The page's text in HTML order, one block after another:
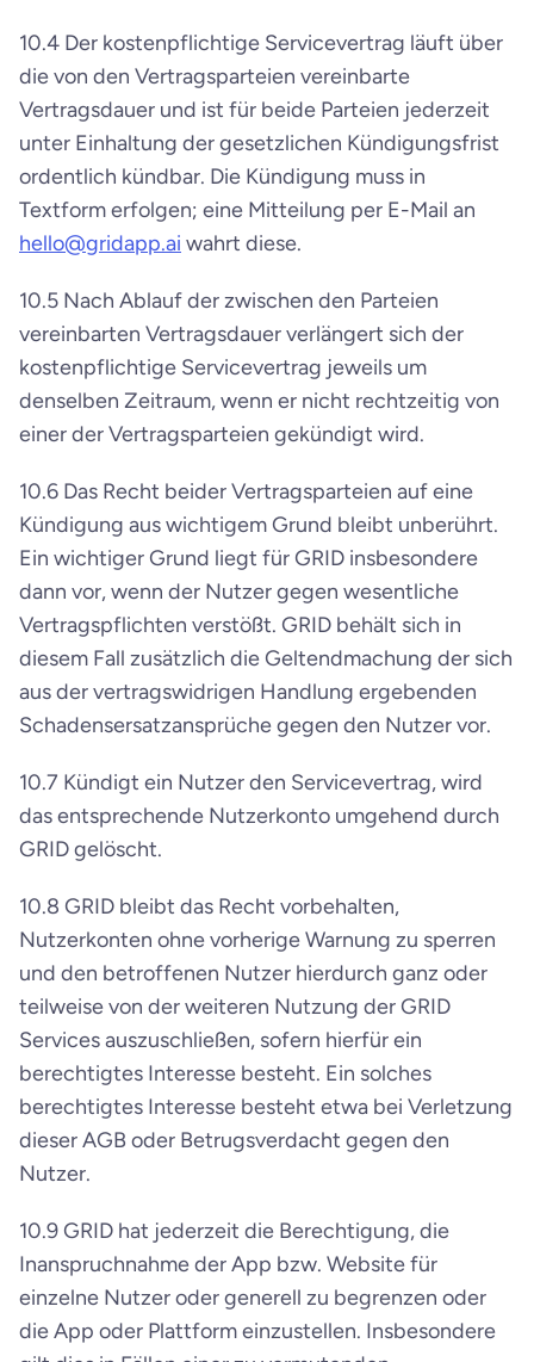
10.4 Der kostenpflichtige Servicevertrag läuft über
die von den Vertragsparteien vereinbarte
Vertragsdauer und ist für beide Parteien jederzeit
unter Einhaltung der gesetzlichen Kündigungsfrist
ordentlich kündbar. Die Kündigung muss in
hello@gridapp.ai wahrt diese.
10.5 Nach Ablauf der zwischen den Parteien
vereinbarten Vertragsdauer verlängert sich der
kostenpflichtige Servicevertrag jeweils um
denselben Zeitraum, wenn er nicht rechtzeitig von
einer der Vertragsparteien gekündigt wird.
10.6 Das Recht beider Vertragsparteien auf eine
Kündigung aus wichtigem Grund bleibt unberührt.
Ein wichtiger Grund liegt für GRID insbesondere
dann vor, wenn der Nutzer gegen wesentliche
Vertragspflichten verstößt. GRID behält sich in
diesem Fall zusätzlich die Geltendmachung der sich
aus der vertragswidrigen Handlung ergebenden
Schadensersatzansprüche gegen den Nutzer vor.
10.7 Kündigt ein Nutzer den Servicevertrag, wird
das entsprechende Nutzerkonto umgehend durch
GRID gelöscht.
10.8 GRID bleibt das Recht vorbehalten,
Nutzerkonten ohne vorherige Warnung zu sperren
und den betroffenen Nutzer hierdurch ganz oder
teilweise von der weiteren Nutzung der GRID
Services auszuschließen, sofern hierfür ein
berechtigtes Interesse besteht. Ein solches
berechtigtes Interesse besteht etwa bei Verletzung
dieser AGB oder Betrugsverdacht gegen den
Nutzer.
10.9 GRID hat jederzeit die Berechtigung, die
Inanspruchnahme der App bzw. Website für
einzelne Nutzer oder generell zu begrenzen oder
die App oder Plattform einzustellen. Insbesondere